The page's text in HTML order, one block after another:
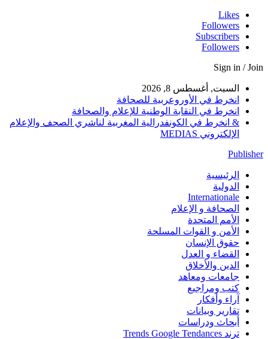
Likes
Followers
Subscribers
Followers
Sign in / Join
السبت, أغسطس 8, 2026
انخرط في الأوروعربية للصحافة
انخرط في النقابة الوطنية للإعلام والصحافة
& انخرط في الكونفدرالية المغربية لناشري الصحف والإعلام
الإلكتروني MEDIAS
Publisher
الرئيسية
الدولية
Internationale
الصحافة و الإعلام
الأمم المتحدة
الأمن و القوات المسلحة
حقوق الإنسان
القضاء و العدل
الدين والأخلاق
جامعات ومعاهد
كتب ومراجيع
آراء وأفكار
تقارير وبيانات
أبحاث ودراسات
ترند Trends Google Tendances